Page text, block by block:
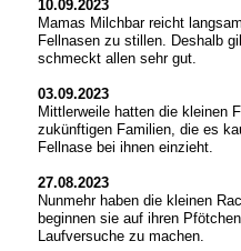
10.09.2023
Mamas Milchbar reicht
Fellnasen zu stillen. Deshalb
schmeckt allen sehr gut.
03.09.2023
Mittlerweile hatten die kleinen
zukünftigen Familien, die es
Fellnase bei ihnen einzieht.
27.08.2023
Nunmehr haben die kleinen
beginnen sie auf ihren
Laufversuche zu machen.